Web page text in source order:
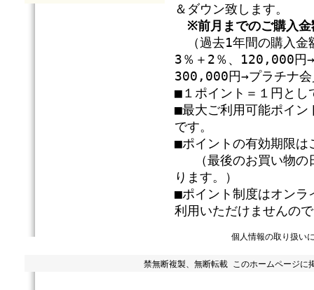
＆ダウン致します。
※前月までのご購入
（過去1年間の購入
3％＋2％、120,000円
300,000円→プラチナ会
■１ポイント＝１円とし
■最大ご利用可能ポイン
です。
■ポイントの有効期限は
（最後のお買い物の
ります。）
■ポイント制度はオン
利用いただけませんの
個人情報の取り扱い
禁無断複製、無断転載 このホームページに